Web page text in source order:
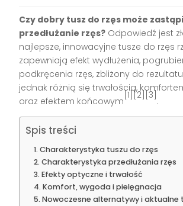
Czy dobry tusz do rzęs może
przedłużanie rzęs? Odpowiedź jest
najlepsze, innowacyjne tusze do rzęs
zapewniają efekt wydłużenia,
podkręcenia rzęs, zbliżony do
jednak różnią się trwałością,
oraz efektem końcowym
[1][2][3]
.
Spis treści
Charakterystyka tuszu do rzęs
Charakterystyka przedłużania rzęs
Efekty optyczne i trwałość
Komfort, wygoda i pielęgnacja
Nowoczesne alternatywy i aktualne